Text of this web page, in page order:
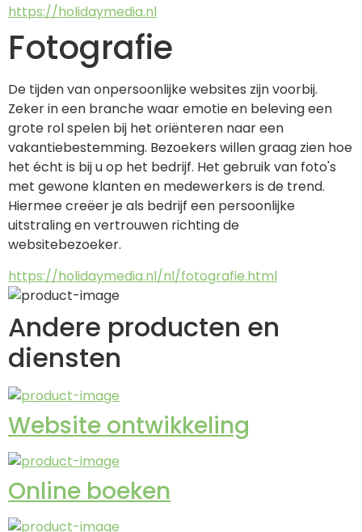
https://holidaymedia.nl
Fotografie
De tijden van onpersoonlijke websites zijn voorbij.
Zeker in een branche waar emotie en beleving een
grote rol spelen bij het oriënteren naar een
vakantiebestemming. Bezoekers willen graag zien hoe
het écht is bij u op het bedrijf. Het gebruik van foto's
met gewone klanten en medewerkers is de trend.
Hiermee creëer je als bedrijf een persoonlijke
uitstraling en vertrouwen richting de
websitebezoeker.
https://holidaymedia.nl/nl/fotografie.html
Andere producten en
diensten
Website ontwikkeling
Online boeken